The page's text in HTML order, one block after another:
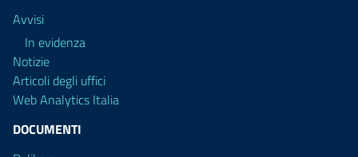
Avvisi
In evidenza
Notizie
Articoli degli uffici
Web Analytics Italia
DOCUMENTI